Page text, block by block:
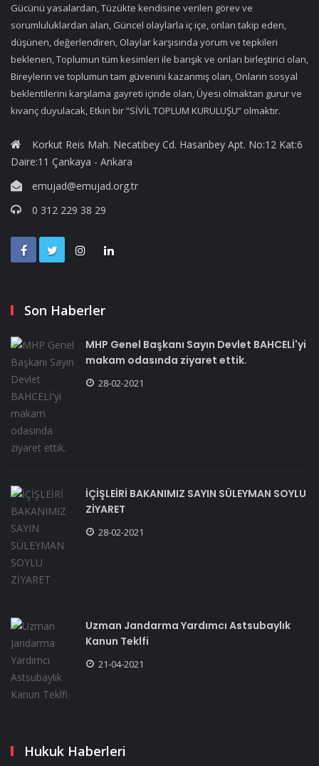
Gücünü yasalardan, Tüzükte kendisine verilen görev ve
sorumluluklardan alan, Güncel olaylarla iç içe, onları takip eden,
düşünen, değerlendiren, Olaylar karşısında yorum ve tepkileri
beklenen, Toplumun tüm kesimleri ile barışık ve onları birleştirici olan,
Bireylerin ve toplumun tam güvenini kazanmış olan, Onların sosyal
beklentilerini karşılama gayreti içinde olan, Üyesi olmaktan gurur ve
kıvanç duyulacak, Etkin bir “SİVİL TOPLUM KURULUŞU” olmaktır.
Korkut Reis Mah. Necatibey Cd. Hasanbey Apt. No:12 Kat:6
Daire:11 Çankaya - Ankara
emujad@emujad.org.tr
0 312 229 38 29
Son Haberler
MHP Genel Başkanı Sayın Devlet BAHCELİ'yi
makam odasında ziyaret ettik.
28-02-2021
İÇİŞLEİRİ BAKANIMIZ SAYIN SÜLEYMAN SOYLU
ZİYARET
28-02-2021
Uzman Jandarma Yardımcı Astsubaylık
Kanun Teklfi
21-04-2021
Hukuk Haberleri